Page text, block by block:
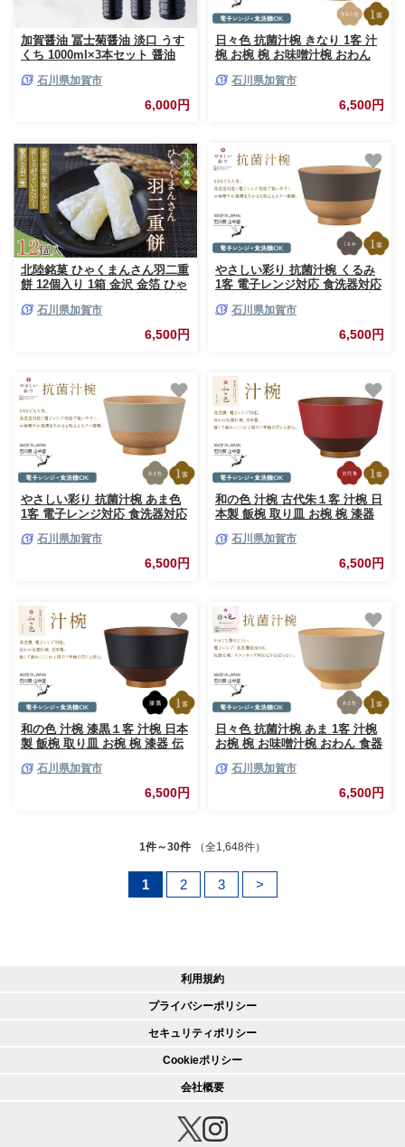
加賀醤油 冨士菊醤油 淡口 うす
くち 1000ml×3本セット 醤油
産 淡口醤油 旨口醤油 調味料 煮
物 お吸い物 地醤油 ご当地 食品
石川県加賀市
6,000円
日々色 抗菌汁椀 きなり 1客 汁
椀 お椀 椀 お味噌汁椀 おわん
石川県加賀市
6,500円
北陸銘菓 ひゃくまんさん羽二重
餅 12個入り 1箱 金沢 金箔 ひゃ
子 お茶菓子 お茶請け F6P-3062
石川県加賀市
6,500円
やさしい彩り 抗菌汁椀 くるみ
1客 電子レンジ対応 食洗器対応
飯椀 おしゃれ 漆器 F6P-3096
石川県加賀市
6,500円
やさしい彩り 抗菌汁椀 あま色
1客 電子レンジ対応 食洗器対応
飯椀 おしゃれ 漆器 F6P-3092
石川県加賀市
6,500円
和の色 汁椀 古代朱１客 汁椀 日
本製 飯椀 取り皿 お椀 椀 漆器
石川県加賀市
6,500円
和の色 汁椀 漆黒１客 汁椀 日本
製 飯椀 取り皿 お椀 椀 漆器 伝
石川県加賀市
6,500円
日々色 抗菌汁椀 あま 1客 汁椀
お椀 椀 お味噌汁椀 おわん 食器
石川県加賀市
6,500円
1件～30件 （全1,648件）
1 2 3 >
利用規約
プライバシーポリシー
セキュリティポリシー
Cookieポリシー
会社概要